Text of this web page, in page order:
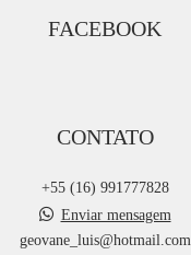
FACEBOOK
CONTATO
+55 (16) 991777828
Enviar mensagem
geovane_luis@hotmail.com